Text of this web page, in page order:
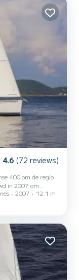
4.6 (72 reviews)
400 om de regio
in 2007 om
heeft
8 personen.
Au...
2007 12.1 m